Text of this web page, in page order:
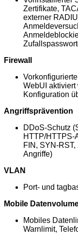
Zertifikate,
externer
Firewall
WebUI
Konfiguration
Angriffsprävention
DDoS-Schutz
HTTP/HTTPS-
FIN, SYN-
Angriffe)
VLAN
Port- und
Mobile
Mobiles
Warnlimit,